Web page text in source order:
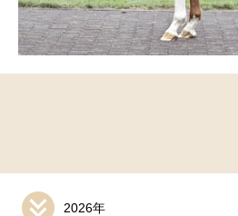
2026年